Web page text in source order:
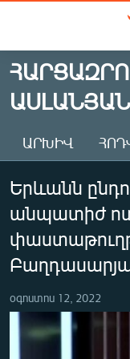
Անցնել
հիմնական
բովանդակությանը
հիմնական
ԱԶԱՏՈՒԹՅՈՒՆ TV
ՀԱՅԱՍՏԱՆ
ՔԱՂԱՔԱԿԱՆ
ԻՐԱՎՈՒՆՔ
ՀԱՍԱՐԱԿՈՒԹՅՈՒՆ
ՏՆՏԵՍՈՒԹՅՈՒՆ
ՊԱՏԵՐԱԶՄԻ 6
ՏԱՐԱԾԱՇՐՋԱՆ
ԱՐԽԻՎ
Երևանն
անպատիժ
օգոստոս 12, 2022